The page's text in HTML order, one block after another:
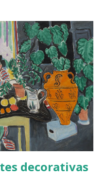
cercano a F.D.
su poder.
los grupos mafiosos
de sus jefes como John
Croker tenían estrechos
eran utilizados para
y para la manipulación de
duro del hampa
decorativas